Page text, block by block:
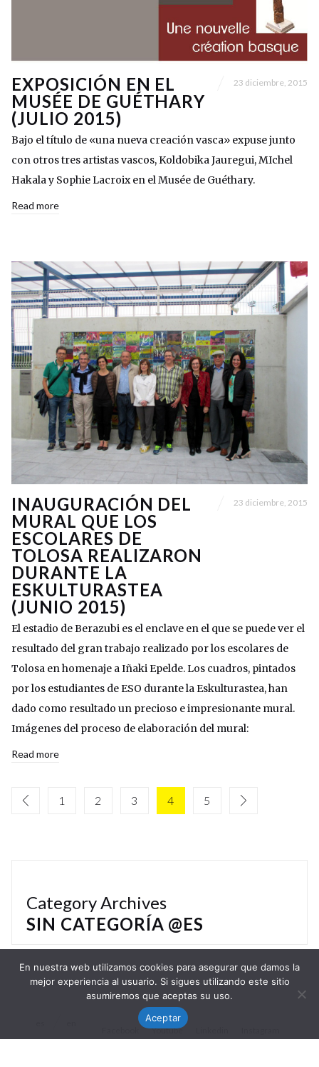
EXPOSICIÓN EN EL
MUSÉE DE GUÉTHARY
(JULIO 2015)
23 diciembre, 2015
Bajo el título de «una nueva creación vasca» expuse junto
con otros tres artistas vascos, Koldobika Jauregui, MIchel
Hakala y Sophie Lacroix en el Musée de Guéthary.
Read more
INAUGURACIÓN DEL
MURAL QUE LOS
ESCOLARES DE
TOLOSA REALIZARON
DURANTE LA
ESKULTURASTEA
(JUNIO 2015)
23 diciembre, 2015
El estadio de Berazubi es el enclave en el que se puede ver el
resultado del gran trabajo realizado por los escolares de
Tolosa en homenaje a Iñaki Epelde. Los cuadros, pintados
por los estudiantes de ESO durante la Eskulturastea, han
dado como resultado un precioso e impresionante mural.
Imágenes del proceso de elaboración del mural:
Read more
1 2 3 4 5
Category Archives
SIN CATEGORÍA @ES
Youtube
En nuestra web utilizamos cookies para asegurar que damos la
mejor experiencia al usuario. Si sigues utilizando este sitio
asumiremos que aceptas su uso.
Aceptar